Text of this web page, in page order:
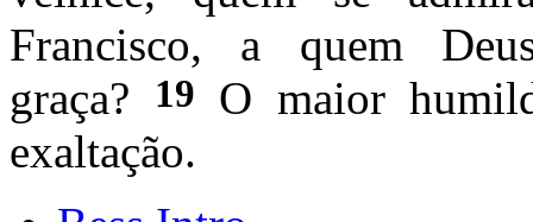
Francisco, a quem
graça?
19
O maior
exaltação.